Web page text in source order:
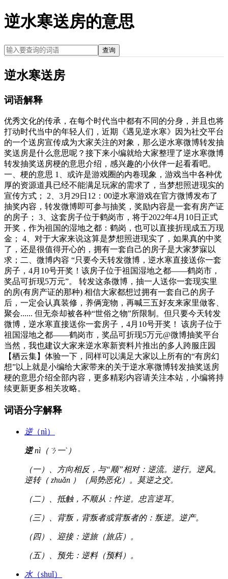
逆水寒送房的意思
查询
逆水寒送房
词语解释
优秀文化的传承，在每个时代当中都有不同的分身，并且也将
打动时代当中的年轻人们，近期《遇见逆水寒》因为社交平台
的一个送房宣传成为大家关注的对象，那么逆水寒微博转发抽
奖送房是什么意思呢？接下来小编就给大家整理了逆水寒微博
转发抽奖送房梗的意思介绍，感兴趣的小伙伴一起看看吧。
一、梗的意思 1、或许是游戏圈的内卷现象，游戏当中各种优
厚的资源道具已经不能满足玩家的需求了，当梦想照进现实的
宣传方式； 2、3月29日12：00逆水寒游戏在官方微博发布了
抽奖内容，转发微博即可参与抽奖，奖励内容是一套有房产证
的房子； 3、这套房子位于鹤岗市，将于2022年4月10日正式
开奖，作为祖国的湿地之都：鹤岗，也可以直接折现成五万现
金； 4、对于大家来说这算是梦想照进现实了，如果真的中奖
了，还是很值得开心的，拥有一套自己的房子是大家梦寐以
求；二、微博内容 “只要今天转发微博，逆水寒直接送你一套
房子，4月10号开奖！该房子位于祖国湿地之都——鹤岗市，
奖品可折现5万元”。 转发这条微博，抽一人送你一套现实里
的房(有房产证的那种) 相信大家都想过拥有一套自己的房子
后，一定会认真装修，养俩宠物，再喊三五好友来家里做客、
聚会...... 但无奈却被各种“世俗之物”所限制。但只要今天转发
微博，逆水寒直接送你一套房子，4月10号开奖！ 该房子位于
祖国湿地之都——鹤岗市，奖品可折现5万元@微博抽奖平台
当然，我也建议大家来逆水寒新资料片推出的多人跨服庄园
【栖云集】体验一下，同样可以满足大家以上所有的“有房幻
想”以上就是小编给大家带来的关于逆水寒微博转发抽奖送房
梗的意思介绍全部内容，更多精彩内容请关注本站，小编将持
续更新更多相关攻略。
词语分字解释
逆（nì）
逆nì（ㄋ一ˋ）
（一）、方向相反，与“顺”相对：逆流。逆行。逆风。
逆转（ zhuǎn ）（局势恶化）。莫逆之交。
（二）、抵触，不顺从：忤逆。忠言逆耳。
（三）、背叛，背叛者或背叛者的：叛逆。逆产。
（四）、迎接：逆旅（旅店）。
（五）、预先：逆料（预料）。
水（shuǐ）